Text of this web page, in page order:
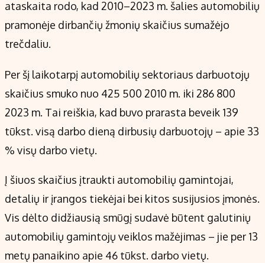
Kontaktai
Regionų naujienos
Indėlių palūkanos
ataskaita rodo, kad 2010–2023 m. šalies automobilių
pramonėje dirbančių žmonių skaičius sumažėjo
trečdaliu.
Per šį laikotarpį automobilių sektoriaus darbuotojų
skaičius smuko nuo 425 500 2010 m. iki 286 800
2023 m. Tai reiškia, kad buvo prarasta beveik 139
tūkst. visą darbo dieną dirbusių darbuotojų – apie 33
% visų darbo vietų.
Į šiuos skaičius įtraukti automobilių gamintojai,
detalių ir įrangos tiekėjai bei kitos susijusios įmonės.
Vis dėlto didžiausią smūgį sudavė būtent galutinių
automobilių gamintojų veiklos mažėjimas – jie per 13
metų panaikino apie 46 tūkst. darbo vietų.